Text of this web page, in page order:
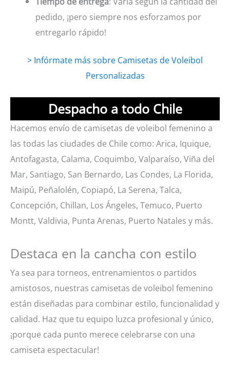
pedido, ¡pero siempre nos esforzamos por
entregarlo rápido!
> Infórmate más sobre Camisetas de Voleibol
Personalizadas
Despacho a todo Chile
Hacemos envío de camisetas de voleibol femenino a
las todas las ciudades de Chile como: Arica, Iquique,
Antofagasta, Calama, Coquimbo, Valparaíso, Viña del
Mar, Santiago, San Bernardo, Las Condes, La Florida,
Maipú, Peñalolén, Copiapó, La Serena, Talca,
Concepción, Chillan, Los Ángeles, Temuco, Puerto
Montt, Valdivia, Punta Arenas, Puerto Natales y más.
Destaca en la cancha con estilo
Ya sea para torneos, entrenamientos o partidos
amistosos, nuestras camisetas de voleibol femenino
están diseñadas para combinar estilo, funcionalidad y
calidad. Haz que tu equipo luzca profesional y único,
¡porque cada punto merece celebrarse con una
camiseta espectacular!